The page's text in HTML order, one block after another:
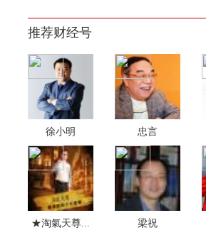
推荐财经号
徐小明 忠言
★淘氣天尊... 梁祝